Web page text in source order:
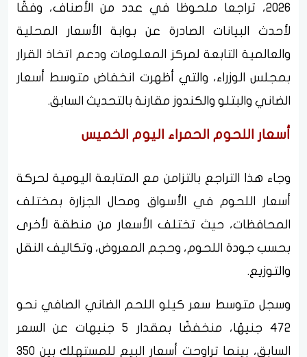
2026، تراجعا ملحوظا في عدد من الأصناف، وفقًا
لأحدث البيانات الصادرة عن بوابة الأسعار المحلية
والعالمية التابعة لمركز المعلومات ودعم اتخاذ القرار
بمجلس الوزراء، والتي أظهرت انخفاض متوسط أسعار
الضاني والبتلو والكندوز مقارنة بالتحديث السابق.
أسعار اللحوم الحمراء اليوم الخميس
وجاء هذا التراجع بالتزامن مع المتابعة اليومية لحركة
أسعار اللحوم في الأسواق ومحال الجزارة بمختلف
المحافظات، حيث تختلف الأسعار من منطقة لأخرى
بحسب جودة اللحوم، وحجم المعروض، وتكاليف النقل
والتوزيع.
وسجل متوسط سعر كيلو اللحم الضاني الصافي نحو
472 جنيهًا، منخفضًا بمقدار 5 جنيهات عن السعر
السابق، بينما تراوحت أسعار البيع للمستهلك بين 350